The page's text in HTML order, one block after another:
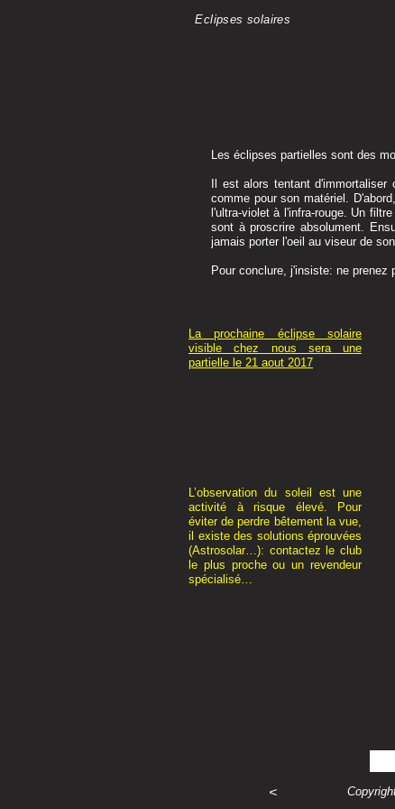
Eclipses solaires
<
Les éclipses partielles sont des
Il est alors tentant
comme pour son matériel.
l'ultra-violet à l'infra-rouge. Un
sont à proscrire absolument.
jamais porter l'oeil au viseur de
Pour conclure, j'insiste: ne
La prochaine éclipse solaire
visible chez nous sera une
partielle le 21 aout 2017
L’observation du soleil est une
activité à risque élevé. Pour
éviter de perdre bêtement la vue,
il existe des solutions éprouvées
(Astrosolar…): contactez le club
le plus proche ou un revendeur
spécialisé…